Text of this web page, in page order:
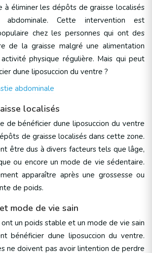
à éliminer les dépôts de graisse localisés
Cette intervention est
chez les personnes qui ont des
de la graisse malgré une alimentation
physique régulière. Mais qui peut
dune liposuccion du ventre ?
abdominale
localisés
de bénéficier dune liposuccion du ventre
de graisse localisés dans cette zone.
être dus à divers facteurs tels que lâge,
ou encore un mode de vie sédentaire.
apparaître après une grossesse ou
de poids.
mode de vie sain
un poids stable et un mode de vie sain
bénéficier dune liposuccion du ventre.
ne doivent pas avoir lintention de perdre